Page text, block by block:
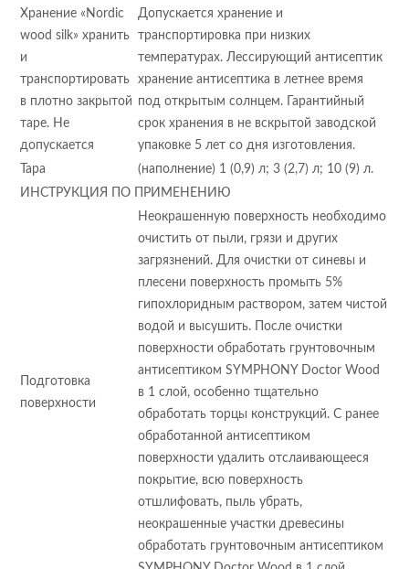
Хранение «Nordic
wood silk» хранить
и
транспортировать
в плотно закрытой
таре. Не
допускается
Допускается хранение и
транспортировка при низких
температурах. Лессирующий антисептик
хранение антисептика в летнее время
под открытым солнцем. Гарантийный
срок хранения в не вскрытой заводской
упаковке 5 лет со дня изготовления.
Тара
(наполнение) 1 (0,9) л; 3 (2,7) л; 10 (9) л.
ИНСТРУКЦИЯ ПО ПРИМЕНЕНИЮ
Подготовка
поверхности
Неокрашенную поверхность необходимо
очистить от пыли, грязи и других
загрязнений. Для очистки от синевы и
плесени поверхность промыть 5%
гипохлоридным раствором, затем чистой
водой и высушить. После очистки
поверхности обработать грунтовочным
антисептиком SYMPHONY Doctor Wood
в 1 слой, особенно тщательно
обработать торцы конструкций. С ранее
обработанной антисептиком
поверхности удалить отслаивающееся
покрытие, всю поверхность
отшлифовать, пыль убрать,
неокрашенные участки древесины
обработать грунтовочным антисептиком